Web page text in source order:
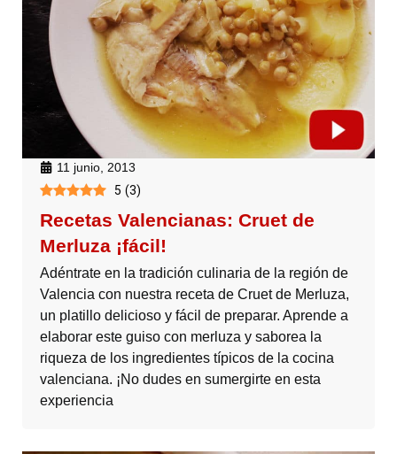
11 junio, 2013
5 (3)
Recetas Valencianas: Cruet de
Merluza ¡fácil!
Adéntrate en la tradición culinaria de la región de
Valencia con nuestra receta de Cruet de Merluza,
un platillo delicioso y fácil de preparar. Aprende a
elaborar este guiso con merluza y saborea la
riqueza de los ingredientes típicos de la cocina
valenciana. ¡No dudes en sumergirte en esta
experiencia